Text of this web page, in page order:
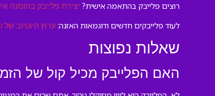
רוצים פלייבק בהתאמה אישית? יצירת פלייבק בהזמנה
לעוד פלייבקים חדשים ודוגמאות האזנה: ערוץ היוטיוב של
שאלות נפוצות
האם הפלייבק מכיל קול של